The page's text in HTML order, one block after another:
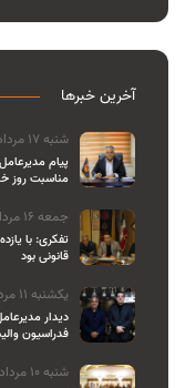
آخرین خبرها
شنبه 17 مرداد 1405 09:50
پیام
مناسبت روز
جمعه 16 مرداد 1405 17:49
تفکری: با
قانونی بود
یکشنبه 11 مرداد 1405 23:58
دیدار
فدراسیون
شنبه 10 مرداد 1405 10:18